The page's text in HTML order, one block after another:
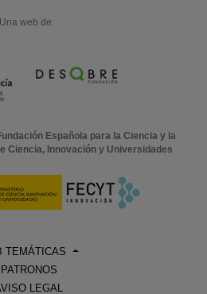
Una web de:
Española para la Ciencia y la
Ciencia, Innovación y Universidades
TEMÁTICAS
PATRONOS
LEGAL